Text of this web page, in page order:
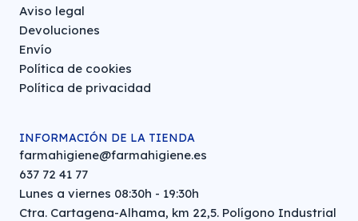
Aviso legal
Devoluciones
Envío
Política de cookies
Política de privacidad
INFORMACIÓN DE LA TIENDA
farmahigiene@farmahigiene.es
637 72 41 77
Lunes a viernes 08:30h - 19:30h
Ctra. Cartagena-Alhama, km 22,5. Polígono Industrial